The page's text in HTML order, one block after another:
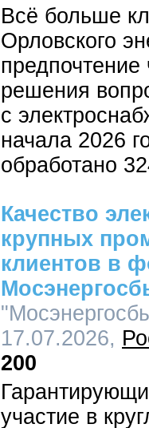
Всё больше
Орловского
предпочтение
решения
с
начала 2026
обработано
Качество
крупных
клиентов в
17.07.2026,
200
участие в